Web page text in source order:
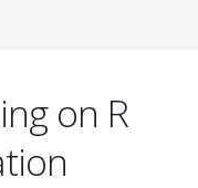
on R